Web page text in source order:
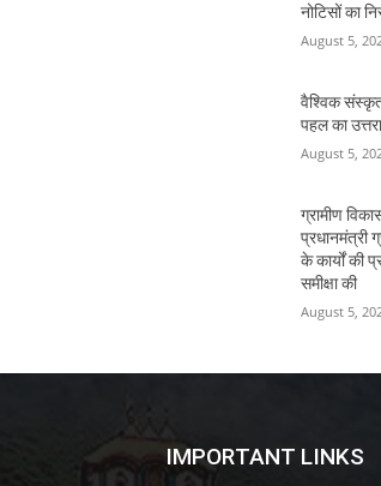
नोटिसों का
August 5,
वैश्विक
पहल का
August 5,
ग्रामीण
प्रधानमंत्री
के कार्यों की
समीक्षा की
August 5,
IMPORTANT LINKS